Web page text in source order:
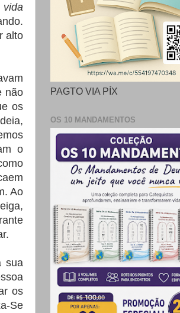
vida
alto
não
os
o
Ao
sua
os
Se
PAGTO VIA PÍX
OS 10 MANDAMENTOS